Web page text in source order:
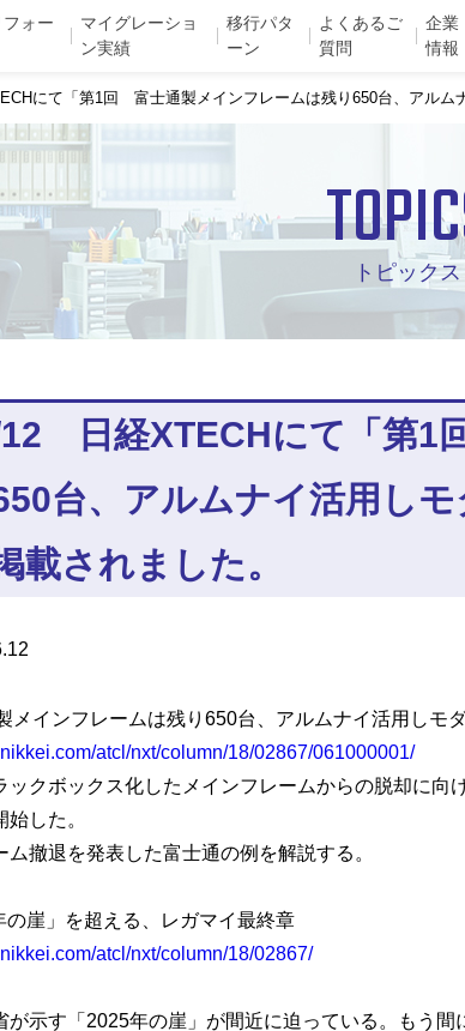
ォー
マイグレーショ
ン実績
移行パタ
ーン
よくあるご
質問
企業
情報
にて「第1回 富士通製メインフレームは残り650台、アルム
トピックス
日経XTECHにて「第1
台、アルムナイ活用し
載されました。
インフレームは残り650台、アルムナイ活用しモ
atcl/nxt/column/18/02867/061000001/
ボックス化したメインフレームからの脱却に向
した。
退を発表した富士通の例を解説する。
の崖」を超える、レガマイ最終章
atcl/nxt/column/18/02867/
す「2025年の崖」が間近に迫っている。もう間に